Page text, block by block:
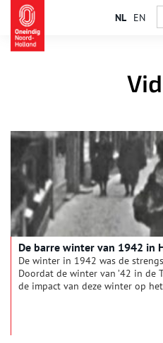
NL EN
De barre winter van 1942 in
De winter in 1942 was de
Doordat de winter van ’42 in de
de impact van deze winter op